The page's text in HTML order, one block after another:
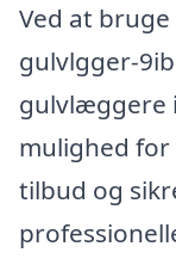
Ved at
gulvlgger-
gulvlæggere
mulighed
tilbud og